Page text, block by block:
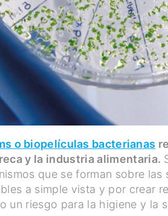
o biopelículas bacterianas
y la industria alimentaria.
que se forman sobre
a simple vista y por crear
un riesgo para la higiene y la